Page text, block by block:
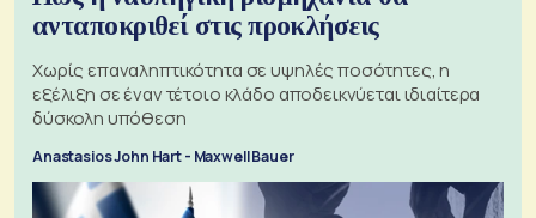
ανταποκριθεί στις προκλήσεις
Χωρίς επαναληπτικότητα σε υψηλές ποσότητες, η
εξέλιξη σε έναν τέτοιο κλάδο αποδεικνύεται ιδιαίτερα
δύσκολη υπόθεση
Anastasios John Hart - Maxwell Bauer